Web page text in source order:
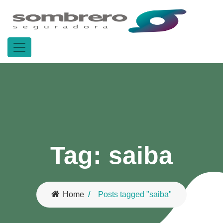
Tag: saiba
Home Posts tagged "saiba"